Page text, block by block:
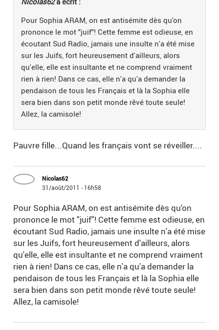
Pour Sophia ARAM, on est antisémite dès qu'on
prononce le mot "juif"! Cette femme est odieuse, en
écoutant Sud Radio, jamais une insulte n'a été mise
sur les Juifs, fort heureusement d'ailleurs, alors
qu'elle, elle est insultante et ne comprend vraiment
rien à rien! Dans ce cas, elle n'a qu'a demander la
pendaison de tous les Français et là la Sophia elle
sera bien dans son petit monde rêvé toute seule!
Allez, la camisole!
Pauvre fille...Quand les français vont se réveiller....
Nicolas62
31/août/2011 - 16h58
Pour Sophia ARAM, on est antisémite dès qu'on
prononce le mot "juif"! Cette femme est odieuse, en
écoutant Sud Radio, jamais une insulte n'a été mise
sur les Juifs, fort heureusement d'ailleurs, alors
qu'elle, elle est insultante et ne comprend vraiment
rien à rien! Dans ce cas, elle n'a qu'a demander la
pendaison de tous les Français et là la Sophia elle
sera bien dans son petit monde rêvé toute seule!
Allez, la camisole!